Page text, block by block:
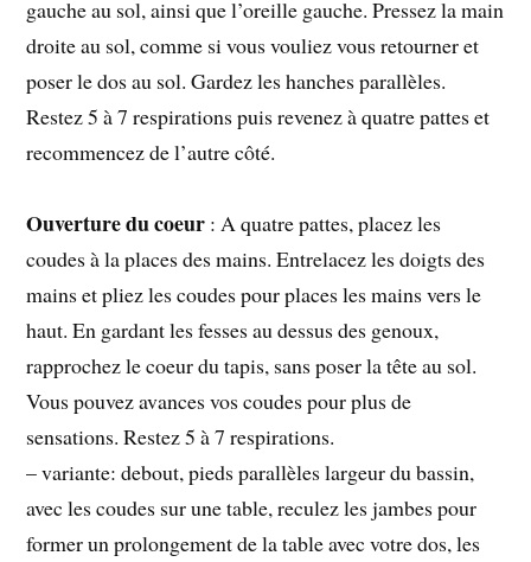
gauche au sol, ainsi que l’oreille gauche. Pressez la main
droite au sol, comme si vous vouliez vous retourner et
poser le dos au sol. Gardez les hanches parallèles.
Restez 5 à 7 respirations puis revenez à quatre pattes et
recommencez de l’autre côté.
Ouverture du coeur : A quatre pattes, placez les
coudes à la places des mains. Entrelacez les doigts des
mains et pliez les coudes pour places les mains vers le
haut. En gardant les fesses au dessus des genoux,
rapprochez le coeur du tapis, sans poser la tête au sol.
Vous pouvez avances vos coudes pour plus de
sensations. Restez 5 à 7 respirations.
– variante: debout, pieds parallèles largeur du bassin,
avec les coudes sur une table, reculez les jambes pour
former un prolongement de la table avec votre dos, les